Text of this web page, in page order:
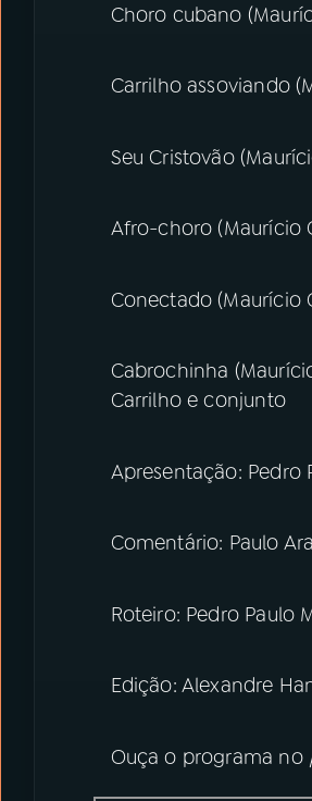
Choro cubano
Carrilho assoviando
Seu Cristovão
Afro-choro (Maurício
Conectado (Maurício
Cabrochinha
Carrilho e conjunto
Apresentação: Pedro
Comentário: Paulo
Roteiro: Pedro Paulo
Edição: Alexandre
Ouça o programa no